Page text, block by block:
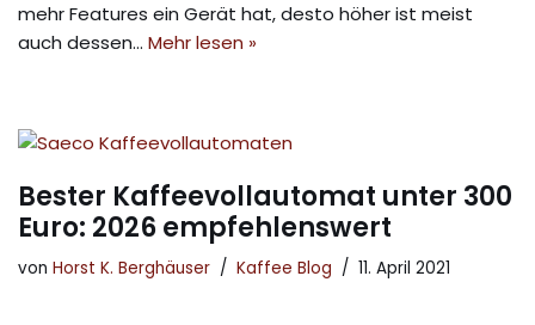
mehr Features ein Gerät hat, desto höher ist meist
auch dessen… Mehr lesen »
Bester Kaffeevollautomat unter 300
Euro: 2026 empfehlenswert
von Horst K. Berghäuser Kaffee Blog 11. April 2021